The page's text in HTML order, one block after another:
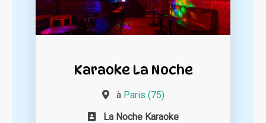
Karaoke La Noche
à Paris (75)
La Noche Karaoke